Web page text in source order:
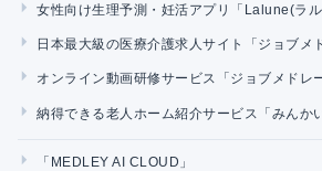
女性向け生理予測・妊活アプリ「Lalune(ラル
日本最大級の医療介護求人サイト「ジョブメ
オンライン動画研修サービス「ジョブメドレ
納得できる老人ホーム紹介サービス「みんかい
「MEDLEY AI CLOUD」